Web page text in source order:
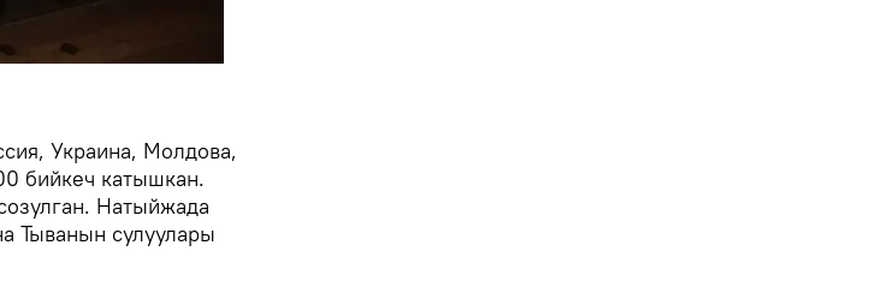
Украина, Молдова,
бийкеч катышкан.
Натыйжада
Тыванын сулуулары